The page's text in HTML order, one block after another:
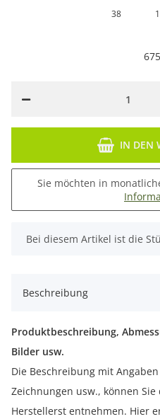
38
IN DEN
Sie möchten in
x
Bei diesem Artikel ist die
Beschreibung
Produktbeschreibung,
Bilder usw.
Die Beschreibung mit
Zeichnungen usw., können Sie
Herstellerst entnehmen. Hier